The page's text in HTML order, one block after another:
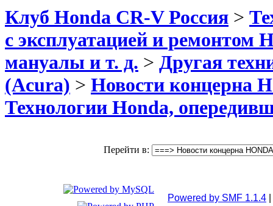
Клуб Honda CR-V Россия >
с эксплуатацией и ремонтом
мануалы и т. д. > Другая
(Acura) > Новости концерна
Технологии Honda,
Перейти в:
Powered by SMF 1.1.4